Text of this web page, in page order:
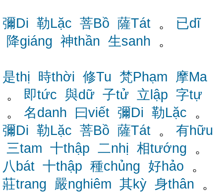
彌Di 勒Lặc 菩Bồ 薩Tát 。 已dĩ
降giáng 神thần 生sanh 。
是thị 時thời 修Tu 梵Phạm
摩Ma
。 即tức 與dữ 子tử 立lập 字tự
。 名danh 曰viết 彌Di 勒Lặc 。
彌Di 勒Lặc 菩Bồ 薩Tát 。 有hữu
三tam 十thập 二nhị 相tướng 。
八bát 十thập 種chủng 好hảo 。
莊trang
嚴nghiêm 其kỳ 身thân 。